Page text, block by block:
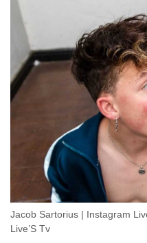
Jacob Sartorius | Instagram
Live’S Tv